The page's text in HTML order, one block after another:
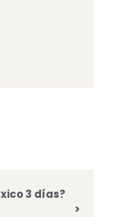
3 días?